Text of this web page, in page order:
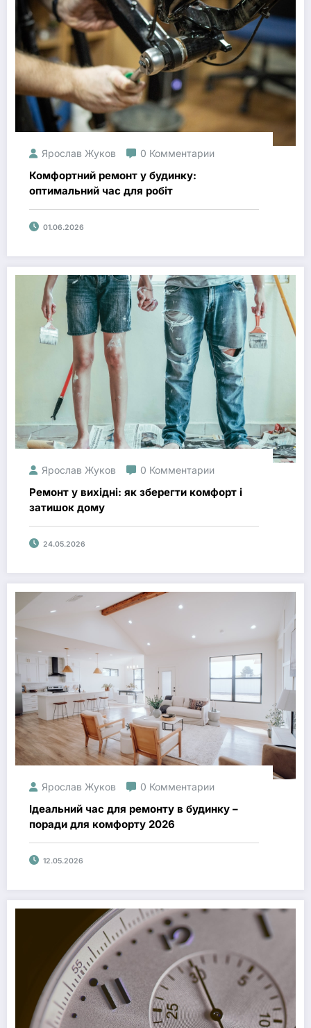
Ярослав Жуков 0 Комментарии
Комфортний ремонт у будинку:
оптимальний час для робіт
01.06.2026
Ярослав Жуков 0 Комментарии
Ремонт у вихідні: як зберегти комфорт і
затишок дому
24.05.2026
Ярослав Жуков 0 Комментарии
Ідеальний час для ремонту в будинку –
поради для комфорту 2026
12.05.2026